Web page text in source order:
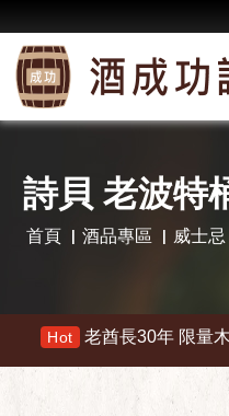
詩貝 老波特
首頁 酒品專區 威士忌
老酋長30年 限量木盒